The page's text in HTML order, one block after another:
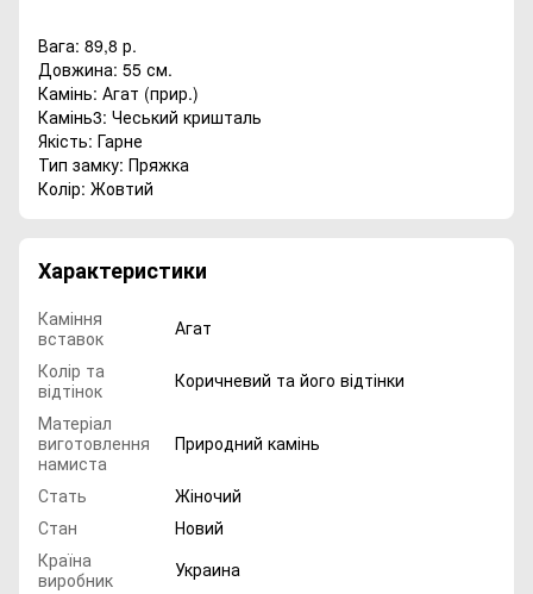
Вага: 89,8 р.
Довжина: 55 см.
Камінь: Агат (прир.)
Камінь3: Чеський кришталь
Якість: Гарне
Тип замку: Пряжка
Колір: Жовтий
Характеристики
Каміння
вставок
Агат
Колір та
відтінок
Коричневий та його відтінки
Матеріал
виготовлення
намиста
Природний камінь
Стать
Жіночий
Стан
Новий
Країна
виробник
Украина